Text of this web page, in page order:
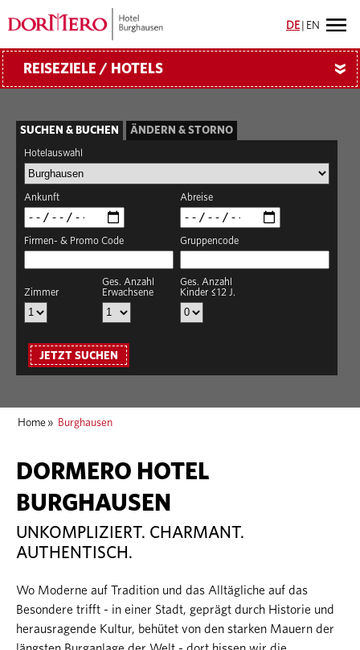
DE EN
REISEZIELE / HOTELS »
SUCHEN & BUCHEN ÄNDERN & STORNO
Hotelauswahl
Ankunft Abreise
Firmen- & Promo Code Gruppencode
Zimmer
Ges. Anzahl
Erwachsene
Ges. Anzahl
Kinder ≤12 J.
JETZT SUCHEN
Home » Burghausen
DORMERO HOTEL
BURGHAUSEN
UNKOMPLIZIERT. CHARMANT.
AUTHENTISCH.
Wo Moderne auf Tradition und das Alltägliche auf das
Besondere trifft - in einer Stadt, geprägt durch Historie und
herausragende Kultur, behütet von den starken Mauern der